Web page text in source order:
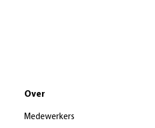
Over
Medewerkers